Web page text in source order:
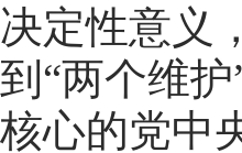
决定性意义
到“两个维
核心的党中